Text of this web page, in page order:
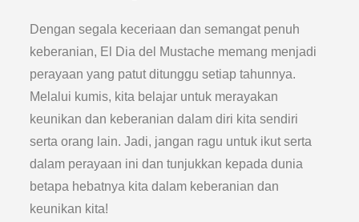
Dengan segala keceriaan dan semangat penuh
keberanian, El Dia del Mustache memang menjadi
perayaan yang patut ditunggu setiap tahunnya.
Melalui kumis, kita belajar untuk merayakan
keunikan dan keberanian dalam diri kita sendiri
serta orang lain. Jadi, jangan ragu untuk ikut serta
dalam perayaan ini dan tunjukkan kepada dunia
betapa hebatnya kita dalam keberanian dan
keunikan kita!